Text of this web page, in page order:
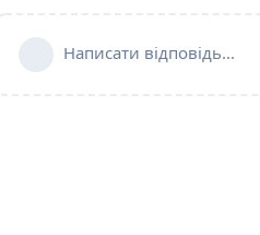
Написати відповідь...